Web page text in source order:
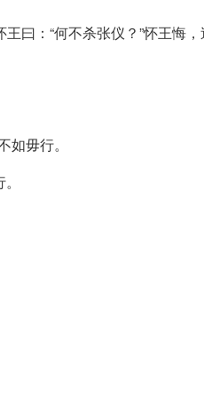
曰：“何不杀张仪？”怀王悔，
毋行。